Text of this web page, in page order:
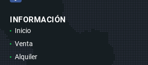
INFORMACIÓN
Inicio
Venta
Alquiler